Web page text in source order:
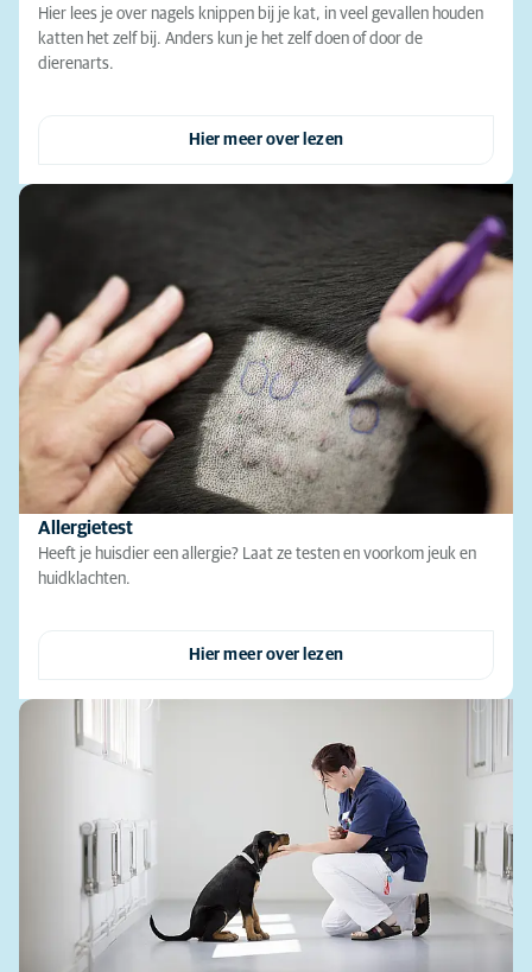
Hier lees je over nagels knippen bij je kat, in veel gevallen houden
katten het zelf bij. Anders kun je het zelf doen of door de
dierenarts.
Hier meer over lezen
Allergietest
Heeft je huisdier een allergie? Laat ze testen en voorkom jeuk en
huidklachten.
Hier meer over lezen